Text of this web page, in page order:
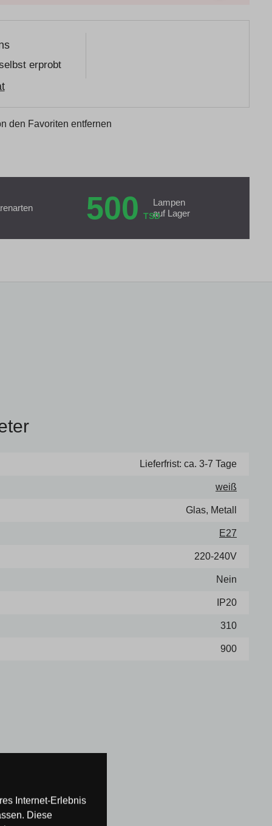
erprobt
den Favoriten entfernen
500 TSD
Lampen
auf Lager
Lieferfrist: ca. 3-7 Tage
weiß
Glas, Metall
E27
220-240V
Nein
IP20
310
900
Internet-Erlebnis
Diese